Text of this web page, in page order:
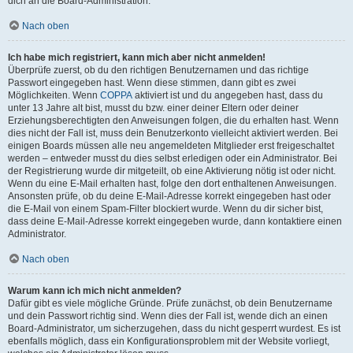
Nach oben
Ich habe mich registriert, kann mich aber nicht anmelden!
Überprüfe zuerst, ob du den richtigen Benutzernamen und das richtige
Passwort eingegeben hast. Wenn diese stimmen, dann gibt es zwei
Möglichkeiten. Wenn COPPA aktiviert ist und du angegeben hast, dass du
unter 13 Jahre alt bist, musst du bzw. einer deiner Eltern oder deiner
Erziehungsberechtigten den Anweisungen folgen, die du erhalten hast. Wenn
dies nicht der Fall ist, muss dein Benutzerkonto vielleicht aktiviert werden. Bei
einigen Boards müssen alle neu angemeldeten Mitglieder erst freigeschaltet
werden – entweder musst du dies selbst erledigen oder ein Administrator. Bei
der Registrierung wurde dir mitgeteilt, ob eine Aktivierung nötig ist oder nicht.
Wenn du eine E-Mail erhalten hast, folge den dort enthaltenen Anweisungen.
Ansonsten prüfe, ob du deine E-Mail-Adresse korrekt eingegeben hast oder
die E-Mail von einem Spam-Filter blockiert wurde. Wenn du dir sicher bist,
dass deine E-Mail-Adresse korrekt eingegeben wurde, dann kontaktiere einen
Administrator.
Nach oben
Warum kann ich mich nicht anmelden?
Dafür gibt es viele mögliche Gründe. Prüfe zunächst, ob dein Benutzername
und dein Passwort richtig sind. Wenn dies der Fall ist, wende dich an einen
Board-Administrator, um sicherzugehen, dass du nicht gesperrt wurdest. Es ist
ebenfalls möglich, dass ein Konfigurationsproblem mit der Website vorliegt,